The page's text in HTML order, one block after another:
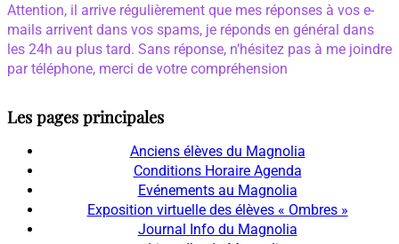
Attention, il arrive régulièrement que mes réponses à vos e-
mails arrivent dans vos spams, je réponds en général dans
les 24h au plus tard. Sans réponse, n’hésitez pas à me joindre
par téléphone, merci de votre compréhension
Les pages principales
Anciens élèves du Magnolia
Conditions Horaire Agenda
Evénements au Magnolia
Exposition virtuelle des élèves « Ombres »
Journal Info du Magnolia